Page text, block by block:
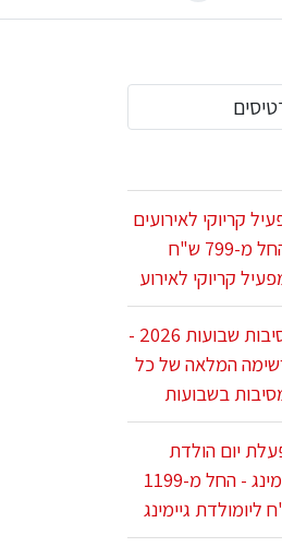
קריוקי לאירועים
- החל מ-799 ש"ח
קריוקי לאירוע
מסיבות שבועות 2026 -
המלאה של כל
בשבועות
יום הולדת
גיימינג - החל מ-1199
ליומולדת גיימינג